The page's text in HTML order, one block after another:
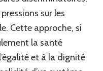
sur les
Cette approche, si
la santé
et à la dignité